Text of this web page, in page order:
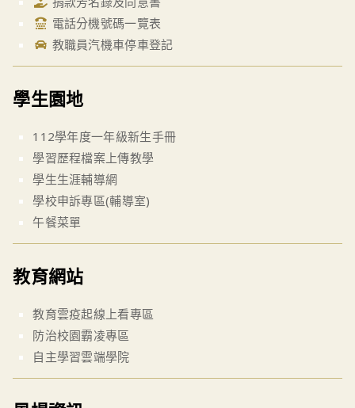
電話分機號碼一覽表
教職員汽機車停車登記
學生園地
112學年度一年級新生手冊
學習歷程檔案上傳教學
學生生涯輔導網
學校申訴專區(輔導室)
午餐菜單
教育網站
教育雲疫起線上看專區
防治校園霸凌專區
自主學習雲端學院